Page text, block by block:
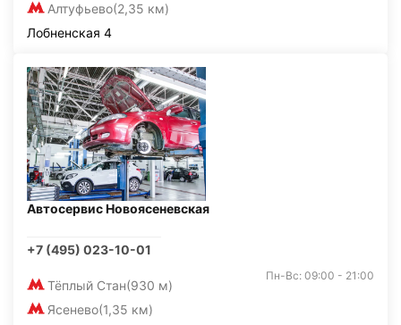
Алтуфьево(2,35 км)
Лобненская 4
Автосервис Новоясеневская
+7 (495) 023-10-01
Тёплый Стан(930 м)
Ясенево(1,35 км)
Пн-Вс: 09:00 - 21:00